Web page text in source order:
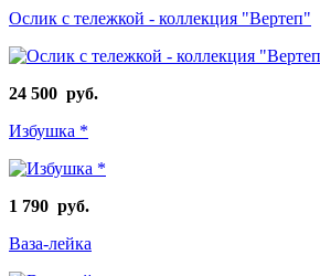
Ослик с тележкой - коллекция "Вертеп"
24 500 руб.
Избушка *
1 790 руб.
Ваза-лейка